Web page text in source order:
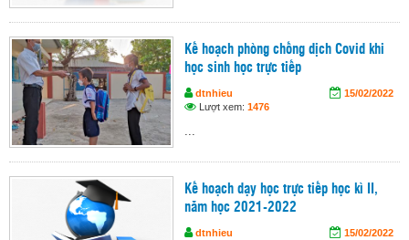
Kế hoạch phòng chống dịch Covid khi
học sinh học trực tiếp
dtnhieu
15/02/2022
Lượt xem: 1476
Kế hoạch dạy học trực tiếp học kì II,
năm học 2021-2022
dtnhieu
15/02/2022